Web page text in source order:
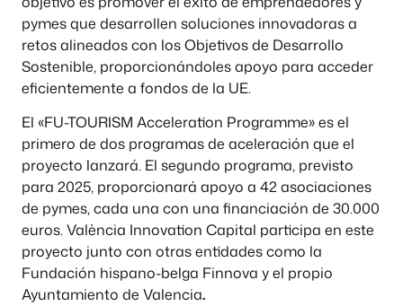
pymes que desarrollen soluciones innovadoras a
retos alineados con los Objetivos de Desarrollo
Sostenible, proporcionándoles apoyo para acceder
eficientemente a fondos de la UE.
El «FU-TOURISM Acceleration Programme» es el
primero de dos programas de aceleración que el
proyecto lanzará. El segundo programa, previsto
para 2025, proporcionará apoyo a 42 asociaciones
de pymes, cada una con una financiación de 30.000
euros. València Innovation Capital participa en este
proyecto junto con otras entidades como la
Fundación hispano-belga Finnova y el propio
Ayuntamiento de Valencia.